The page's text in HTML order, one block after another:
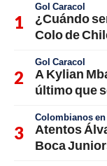
Gol Caracol
¿Cuándo
Colo de
Gol Caracol
A Kylian
último que
Colombianos
Atentos
Boca